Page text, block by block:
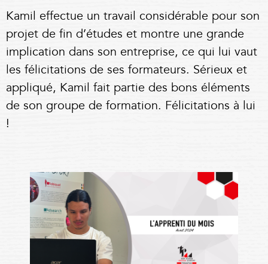
Kamil effectue un travail considérable pour son
projet de fin d’études et montre une grande
implication dans son entreprise, ce qui lui vaut
les félicitations de ses formateurs. Sérieux et
appliqué, Kamil fait partie des bons éléments
de son groupe de formation. Félicitations à lui
!